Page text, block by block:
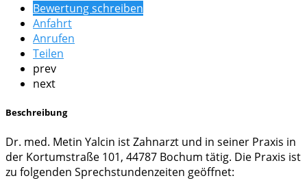
Bewertung schreiben
Anfahrt
Anrufen
Teilen
prev
next
Beschreibung
Dr. med. Metin Yalcin ist Zahnarzt und in seiner Praxis in
der Kortumstraße 101, 44787 Bochum tätig. Die Praxis ist
zu folgenden Sprechstundenzeiten geöffnet: